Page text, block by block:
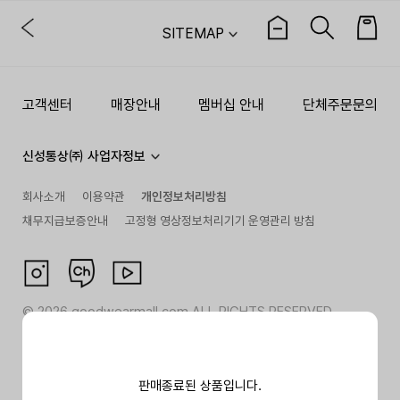
판매종료된 상품입니다.
SITEMAP
고객센터 매장안내 멤버십 안내 단체주문문의
신성통상㈜ 사업자정보
회사소개 이용약관
개인정보처리방침
채무지급보증안내
고정형 영상정보처리기기 운영관리 방침
©2026goodwearmall.com ALL RIGHTS RESERVED